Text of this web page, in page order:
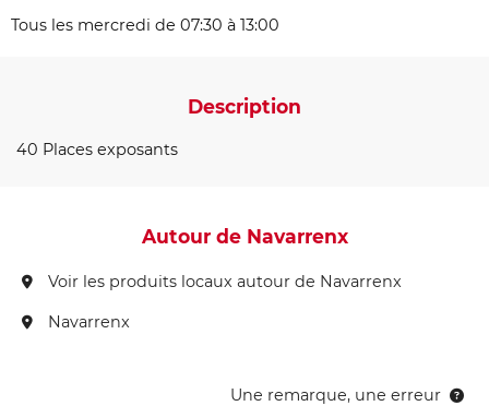
Tous les mercredi de 07:30 à 13:00
Description
40 Places exposants
Autour de Navarrenx
Voir les produits locaux autour de Navarrenx
Navarrenx
Une remarque, une erreur